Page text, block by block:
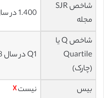
شاخص SJR
مجله
1.400 در سال 2018
شاخص Q یا
Quartile
(چارک)
Q1 در سال 2018
بیس نیست☓